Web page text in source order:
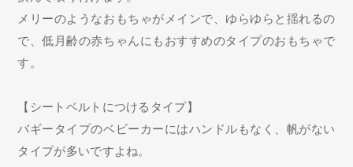
メリーのようなおもちゃがメインで、ゆらゆらと揺れるの
で、低月齢の赤ちゃんにもおすすめのタイプのおもちゃで
す。
【シートベルトにつけるタイプ】
バギータイプのベビーカーにはハンドルもなく、帆がない
タイプが多いですよね。